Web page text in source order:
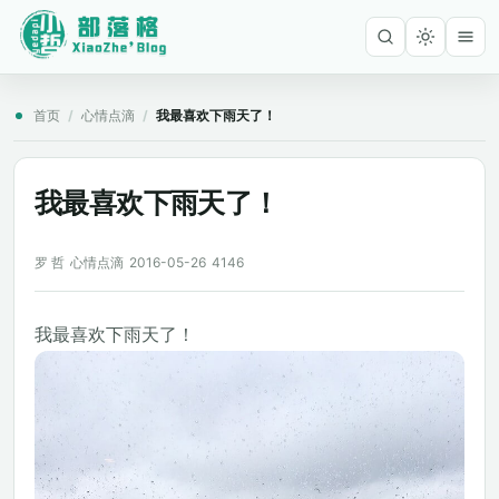
首页 / 心情点滴 / 我最喜欢下雨天了！
我最喜欢下雨天了！
罗 哲 心情点滴 2016-05-26 4146
我最喜欢下雨天了！